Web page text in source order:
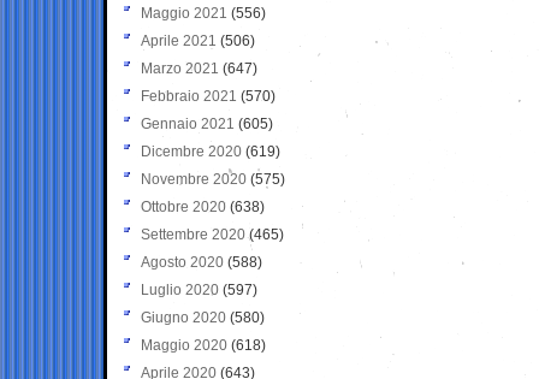
Maggio 2021 (556)
Aprile 2021 (506)
Marzo 2021 (647)
Febbraio 2021 (570)
Gennaio 2021 (605)
Dicembre 2020 (619)
Novembre 2020 (575)
Ottobre 2020 (638)
Settembre 2020(465)
Agosto 2020 (588)
Luglio 2020 (597)
Giugno 2020 (580)
Maggio 2020 (618)
Aprile 2020 (643)